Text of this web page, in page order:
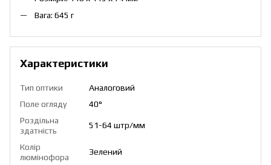
Вага: 645 г
Характеристики
Тип оптики
Аналоговий
Поле огляду
40°
Роздільна
здатність
51-64 штр/мм
Колір
люмінофора
Зелений